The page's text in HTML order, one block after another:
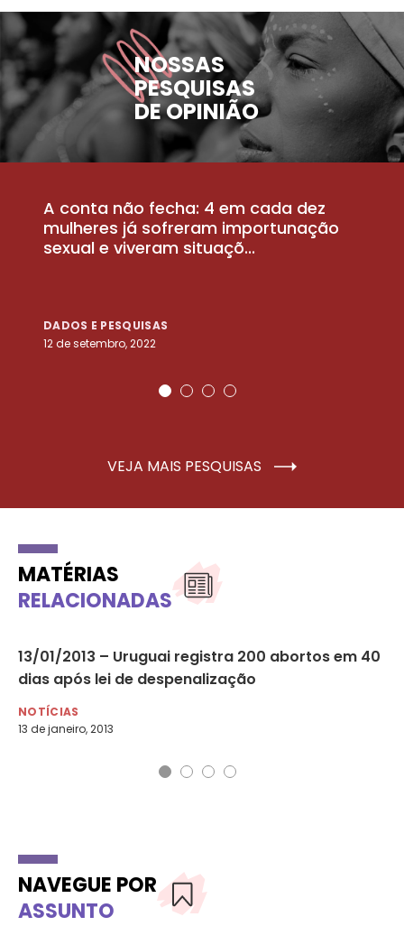
NOSSAS
PESQUISAS
DE OPINIÃO
A conta não fecha: 4 em cada dez
mulheres já sofreram importunação
sexual e viveram situaçõ...
DADOS E PESQUISAS
12 de setembro, 2022
VEJA MAIS PESQUISAS
MATÉRIAS
RELACIONADAS
13/01/2013 – Uruguai registra 200 abortos em 40
dias após lei de despenalização
NOTÍCIAS
13 de janeiro, 2013
NAVEGUE POR
ASSUNTO